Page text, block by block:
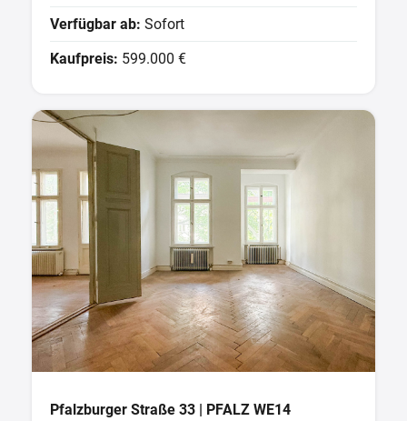
Verfügbar ab: Sofort
Kaufpreis: 599.000 €
Pfalzburger Straße 33 | PFALZ WE14